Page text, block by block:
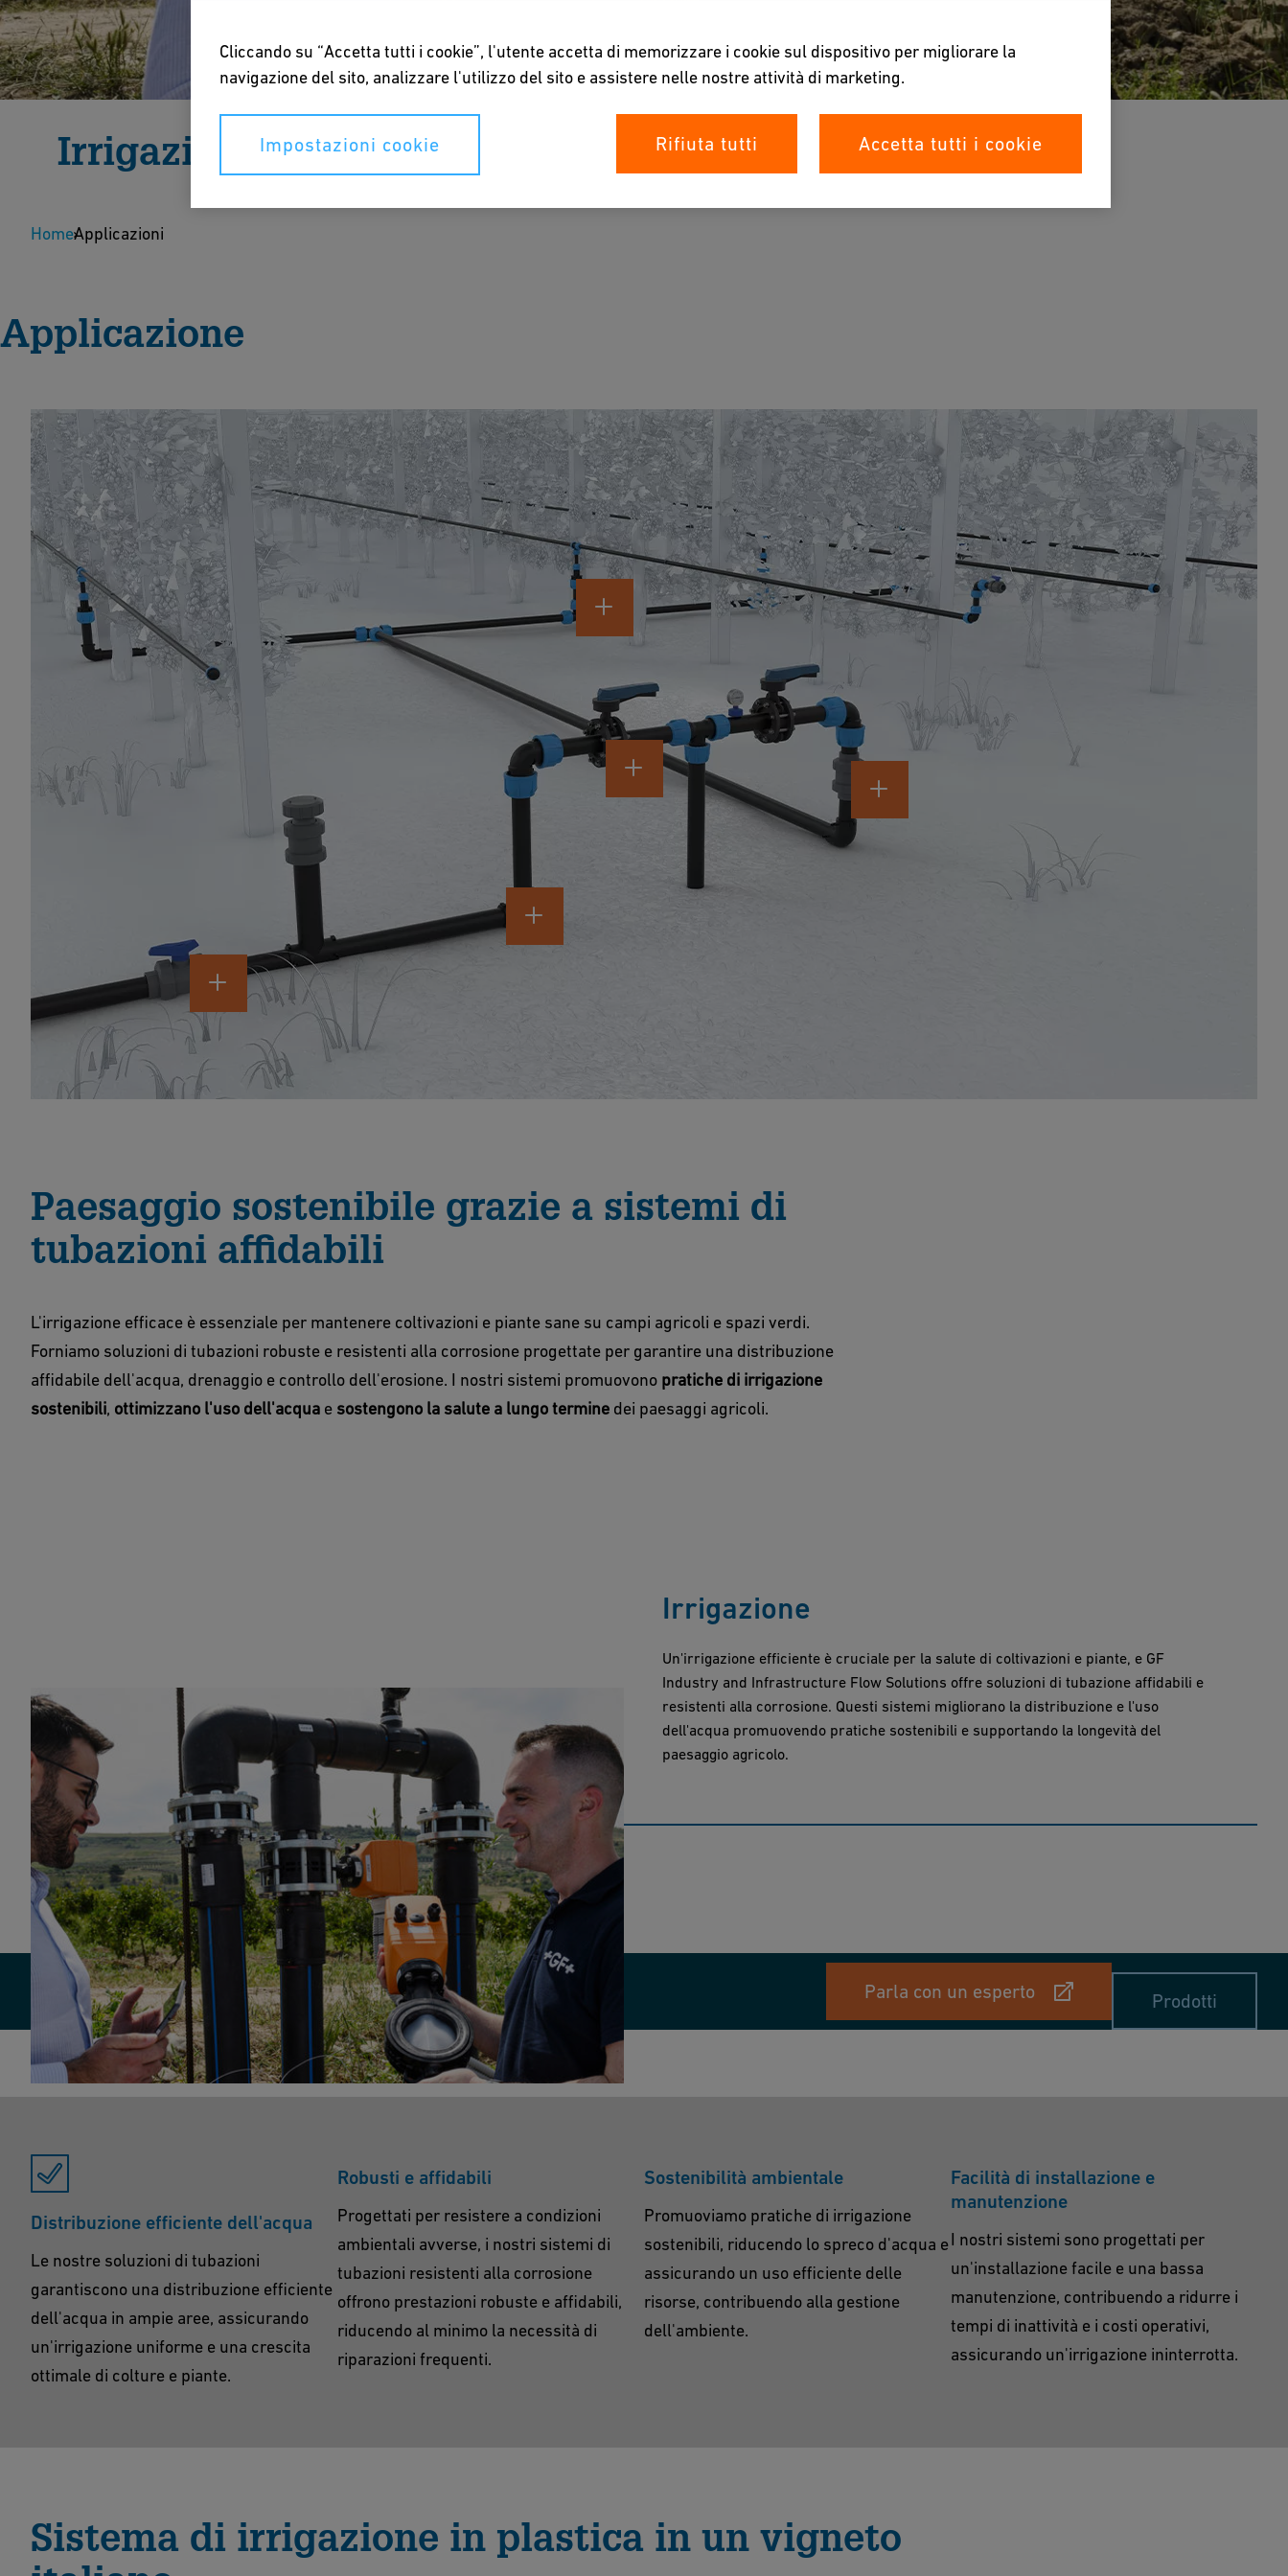
Irrigazione
Sistemi di tubazione affidabili per l'irrigazione, che promuovono una distribuzione efficiente
dell'acqua e pratiche agricole sostenibili.
HomeApplicazioni
Applicazione
Paesaggio sostenibile grazie a sistemi di
tubazioni affidabili
L'irrigazione efficace è essenziale per mantenere coltivazioni e piante sane su campi agricoli e spazi verdi.
Forniamo soluzioni di tubazioni robuste e resistenti alla corrosione progettate per garantire una distribuzione
affidabile dell'acqua, drenaggio e controllo dell'erosione. I nostri sistemi promuovono pratiche di irrigazione
sostenibili, ottimizzano l'uso dell'acqua e sostengono la salute a lungo termine dei paesaggi agricoli.
Irrigazione
Un'irrigazione efficiente è cruciale per la salute di coltivazioni e piante, e GF
Industry and Infrastructure Flow Solutions offre soluzioni di tubazione affidabili e
resistenti alla corrosione. Questi sistemi migliorano la distribuzione e l'uso
dell'acqua promuovendo pratiche sostenibili e supportando la longevità del
paesaggio agricolo.
ApplicazioneVantaggi Storia di successoFAQ Parla con un esperto Prodotti
Distribuzione efficiente dell'acqua
Le nostre soluzioni di tubazioni
garantiscono una distribuzione efficiente
dell'acqua in ampie aree, assicurando
un'irrigazione uniforme e una crescita
ottimale di colture e piante.
Robusti e affidabili
Progettati per resistere a condizioni
ambientali avverse, i nostri sistemi di
tubazioni resistenti alla corrosione
offrono prestazioni robuste e affidabili,
riducendo al minimo la necessità di
riparazioni frequenti.
Sostenibilità ambientale
Promuoviamo pratiche di irrigazione
sostenibili, riducendo lo spreco d'acqua e
assicurando un uso efficiente delle
risorse, contribuendo alla gestione
dell'ambiente.
Facilità di installazione e
manutenzione
I nostri sistemi sono progettati per
un'installazione facile e una bassa
manutenzione, contribuendo a ridurre i
tempi di inattività e i costi operativi,
assicurando un'irrigazione ininterrotta.
Sistema di irrigazione in plastica in un vigneto
Cliccando su “Accetta tutti i cookie”, l'utente accetta di memorizzare i cookie sul dispositivo per migliorare la
navigazione del sito, analizzare l'utilizzo del sito e assistere nelle nostre attività di marketing.
Impostazioni cookie Rifiuta tutti Accetta tutti i cookie